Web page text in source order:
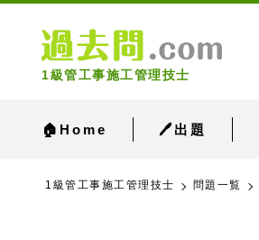
1級管工事施工管理技士
🏠Home 🖊出題
1級管工事施工管理技士 問題一覧